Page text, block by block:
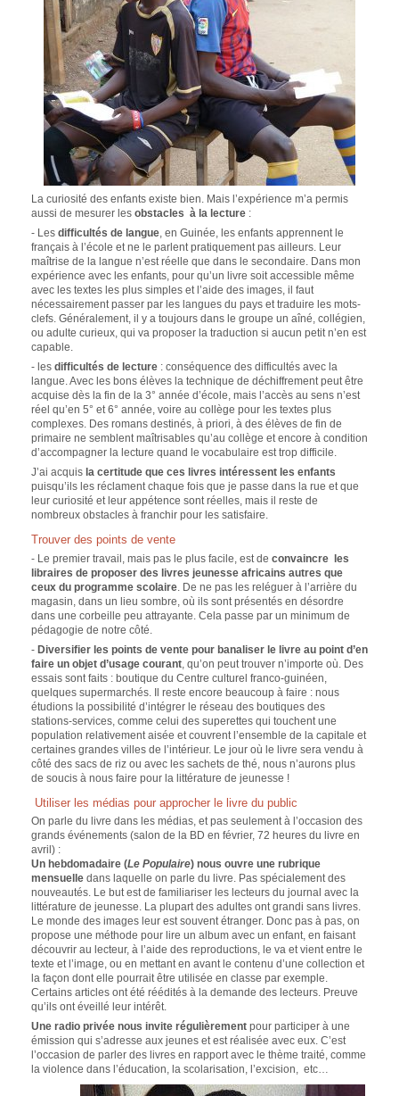
La curiosité des enfants existe bien. Mais l’expérience m’a permis
aussi de mesurer les obstacles à la lecture :
- Les difficultés de langue, en Guinée, les enfants apprennent le
français à l’école et ne le parlent pratiquement pas ailleurs. Leur
maîtrise de la langue n’est réelle que dans le secondaire. Dans mon
expérience avec les enfants, pour qu’un livre soit accessible même
avec les textes les plus simples et l’aide des images, il faut
nécessairement passer par les langues du pays et traduire les mots-
clefs. Généralement, il y a toujours dans le groupe un aîné, collégien,
ou adulte curieux, qui va proposer la traduction si aucun petit n’en est
capable.
- les difficultés de lecture : conséquence des difficultés avec la
langue. Avec les bons élèves la technique de déchiffrement peut être
acquise dès la fin de la 3° année d’école, mais l’accès au sens n’est
réel qu’en 5° et 6° année, voire au collège pour les textes plus
complexes. Des romans destinés, à priori, à des élèves de fin de
primaire ne semblent maîtrisables qu’au collège et encore à condition
d’accompagner la lecture quand le vocabulaire est trop difficile.
J’ai acquis la certitude que ces livres intéressent les enfants
puisqu’ils les réclament chaque fois que je passe dans la rue et que
leur curiosité et leur appétence sont réelles, mais il reste de
nombreux obstacles à franchir pour les satisfaire.
Trouver des points de vente
- Le premier travail, mais pas le plus facile, est de convaincre les
libraires de proposer des livres jeunesse africains autres que
ceux du programme scolaire . De ne pas les reléguer à l’arrière du
magasin, dans un lieu sombre, où ils sont présentés en désordre
dans une corbeille peu attrayante. Cela passe par un minimum de
pédagogie de notre côté.
- Diversifier les points de vente pour banaliser le livre au point d’en
faire un objet d’usage courant , qu’on peut trouver n’importe où. Des
essais sont faits : boutique du Centre culturel franco-guinéen,
quelques supermarchés. Il reste encore beaucoup à faire : nous
étudions la possibilité d’intégrer le réseau des boutiques des
stations-services, comme celui des superettes qui touchent une
population relativement aisée et couvrent l’ensemble de la capitale et
certaines grandes villes de l’intérieur. Le jour où le livre sera vendu à
côté des sacs de riz ou avec les sachets de thé, nous n’aurons plus
de soucis à nous faire pour la littérature de jeunesse !
Utiliser les médias pour approcher le livre du public
On parle du livre dans les médias, et pas seulement à l’occasion des
grands événements (salon de la BD en février, 72 heures du livre en
avril) :
Un hebdomadaire (Le Populaire) nous ouvre une rubrique
mensuelle dans laquelle on parle du livre. Pas spécialement des
nouveautés. Le but est de familiariser les lecteurs du journal avec la
littérature de jeunesse. La plupart des adultes ont grandi sans livres.
Le monde des images leur est souvent étranger. Donc pas à pas, on
propose une méthode pour lire un album avec un enfant, en faisant
découvrir au lecteur, à l’aide des reproductions, le va et vient entre le
texte et l’image, ou en mettant en avant le contenu d’une collection et
la façon dont elle pourrait être utilisée en classe par exemple.
Certains articles ont été réédités à la demande des lecteurs. Preuve
qu’ils ont éveillé leur intérêt.
Une radio privée nous invite régulièrement pour participer à une
émission qui s’adresse aux jeunes et est réalisée avec eux. C’est
l’occasion de parler des livres en rapport avec le thème traité, comme
la violence dans l’éducation, la scolarisation, l’excision, etc…